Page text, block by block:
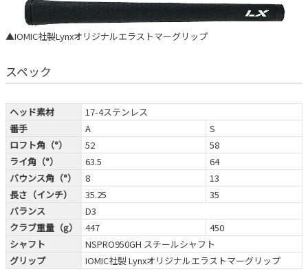
▲IOMIC社製Lynxオリジナルエラストマーグリップ
スペック
ヘッド素材
17-4ステンレス
番手
A
S
ロフト角（°）
52
58
ライ角（°）
63.5
64
バウンス角（°）
8
13
長さ（インチ）
35.25
35
バランス
D3
クラブ重量（g）
447
450
シャフト
NSPRO950GH スチールシャフト
グリップ
IOMIC社製 Lynxオリジナルエラストマーグリップ